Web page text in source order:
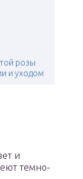
розы
и уходом
и
темно-